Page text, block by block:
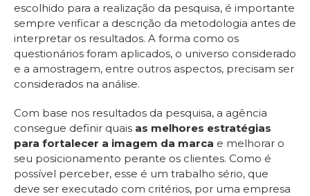
escolhido para a realização da pesquisa, é importante
sempre verificar a descrição da metodologia antes de
interpretar os resultados. A forma como os
questionários foram aplicados, o universo considerado
e a amostragem, entre outros aspectos, precisam ser
considerados na análise.
Com base nos resultados da pesquisa, a agência
consegue definir quais as melhores estratégias
para fortalecer a imagem da marca e melhorar o
seu posicionamento perante os clientes. Como é
possível perceber, esse é um trabalho sério, que
deve ser executado com critérios, por uma empresa